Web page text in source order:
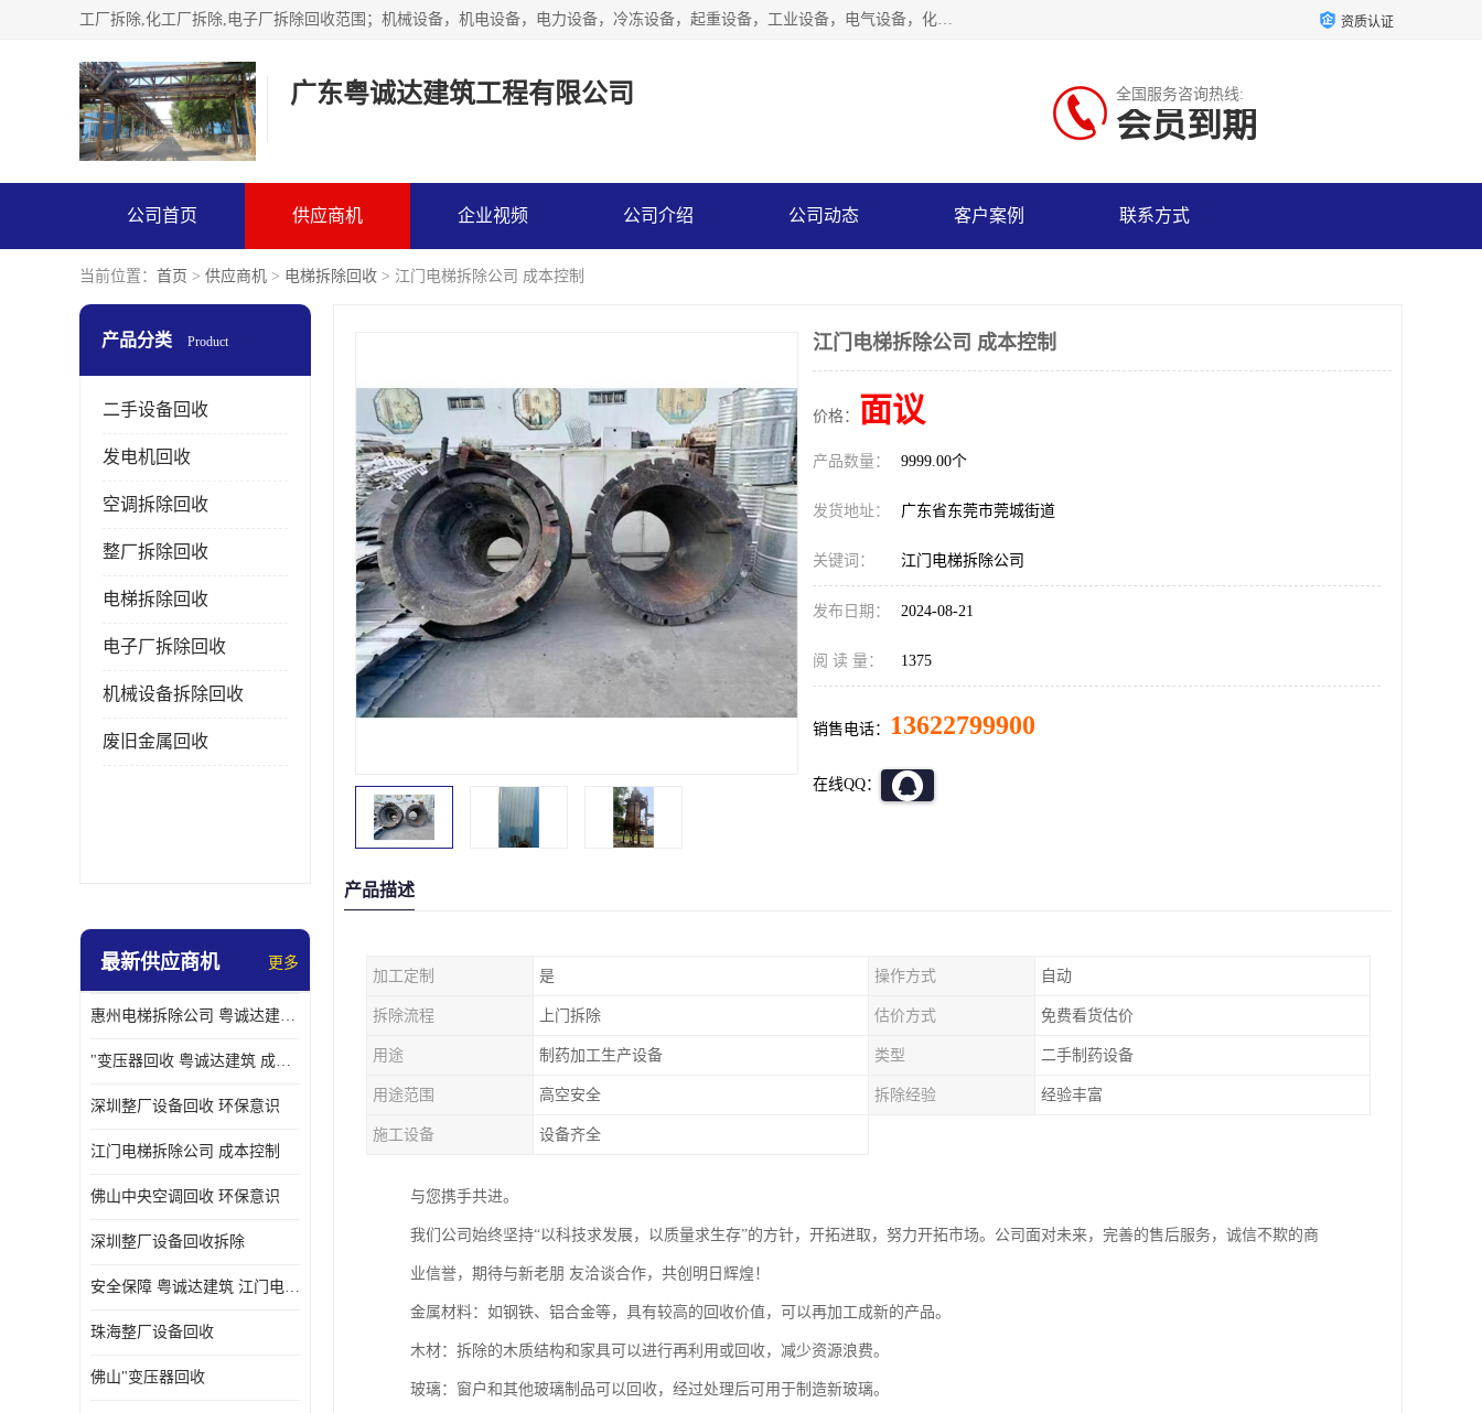
工厂拆除,化工厂拆除,电子厂拆除回收范围；机械设备，机电设备，电力设备，冷冻设备，起重设备，工业设备，电气设备，化工设备，木工设备，纺织设备，印染设备，水洗设备，电力物资，废旧金属，废旧物资，二手锅炉，二手电梯。 资质认证
广东粤诚达建筑工程有限公司 全国服务咨询热线:
会员到期
公司首页 供应商机 企业视频 公司介绍 公司动态 客户案例 联系方式
当前位置： 首页 > 供应商机 > 电梯拆除回收 > 江门电梯拆除公司 成本控制
产品分类 Product
二手设备回收
发电机回收
空调拆除回收
整厂拆除回收
电梯拆除回收
电子厂拆除回收
机械设备拆除回收
废旧金属回收
最新供应商机 更多
惠州电梯拆除公司 粤诚达建筑 安全保障
"变压器回收 粤诚达建筑 成本控制
深圳整厂设备回收 环保意识
江门电梯拆除公司 成本控制
佛山中央空调回收 环保意识
深圳整厂设备回收拆除
安全保障 粤诚达建筑 江门电梯拆除公司
珠海整厂设备回收
佛山"变压器回收
江门电梯拆除公司 成本控制
价格： 面议
产品数量： 9999.00个
发货地址： 广东省东莞市莞城街道
关键词： 江门电梯拆除公司
发布日期： 2024-08-21
阅 读 量： 1375
销售电话： 13622799900
在线QQ：
产品描述
加工定制 是 操作方式 自动
拆除流程 上门拆除 估价方式 免费看货估价
用途 制药加工生产设备 类型 二手制药设备
用途范围 高空安全 拆除经验 经验丰富
施工设备 设备齐全
与您携手共进。
我们公司始终坚持“以科技求发展，以质量求生存”的方针，开拓进取，努力开拓市场。公司面对未来，完善的售后服务，诚信不欺的商
业信誉，期待与新老朋 友洽谈合作，共创明日辉煌！
金属材料：如钢铁、铝合金等，具有较高的回收价值，可以再加工成新的产品。
木材：拆除的木质结构和家具可以进行再利用或回收，减少资源浪费。
玻璃：窗户和其他玻璃制品可以回收，经过处理后可用于制造新玻璃。